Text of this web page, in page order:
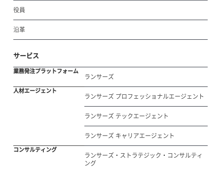
役員
沿革
サービス
業務発注プラットフォーム
ランサーズ
人材エージェント
ランサーズ プロフェッショナルエージェント
ランサーズ テックエージェント
ランサーズ キャリアエージェント
コンサルティング
ランサーズ・ストラテジック・コンサルティ
ング